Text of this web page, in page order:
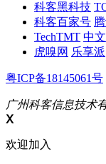
科客黑科技
科客百家号
TechTMT 中
虎嗅网 乐享派
粤ICP备18145061号
广州科客信息技术
Ⅹ
欢迎加入